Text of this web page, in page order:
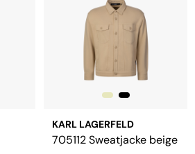
KARL LAGERFELD
705112 Sweatjacke beige